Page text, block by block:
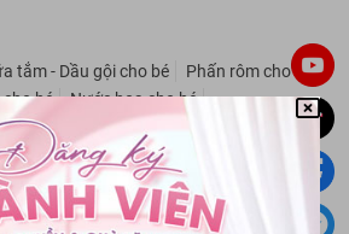
tắm - Dầu gội cho bé
Phấn rôm cho bé
bé
Nước hoa cho bé
ẩm cho bé
Giữ ấm cho bé
thể Khử mùi
Kem chống nắng